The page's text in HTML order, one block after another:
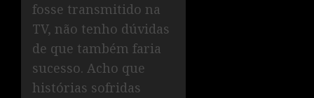
fosse transmitido na
TV, não tenho dúvidas
de que também faria
sucesso. Acho que
histórias sofridas